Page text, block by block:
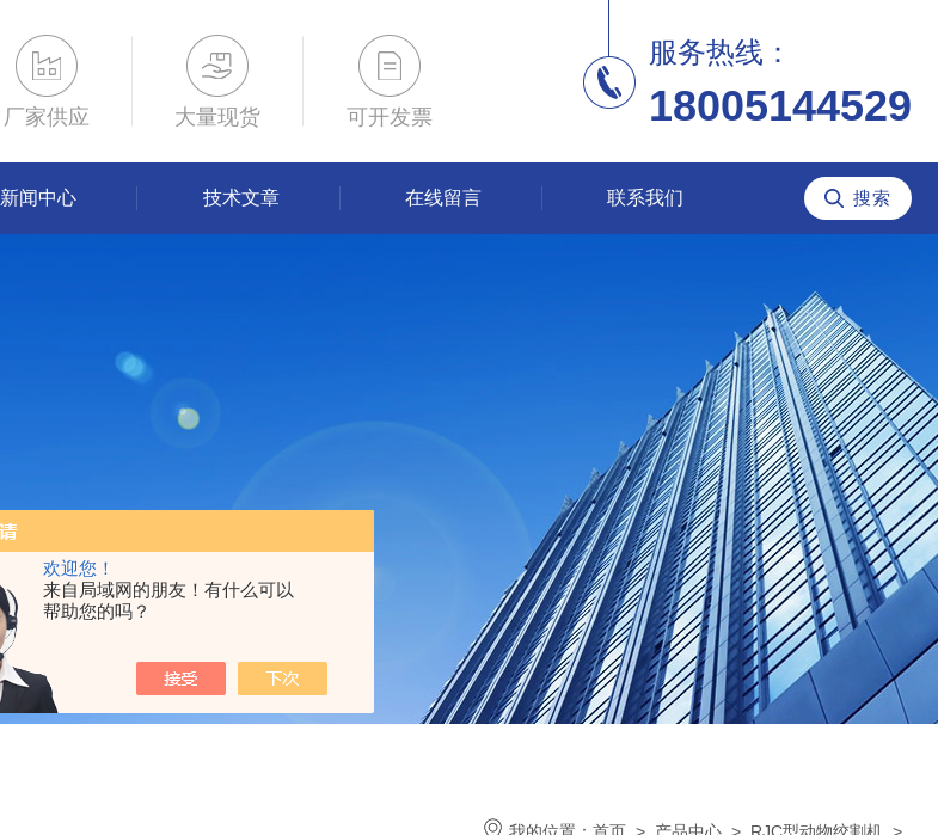
欢迎您！
来自局域网的朋友！有什么可以
帮助您的吗？
厂家供应 大量现货 可开发票
服务热线：
18005144529
新闻中心 技术文章 在线留言 联系我们